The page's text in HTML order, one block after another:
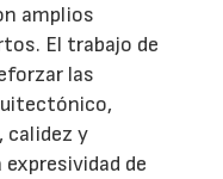
amplios
El trabajo de
las
calidez y
de